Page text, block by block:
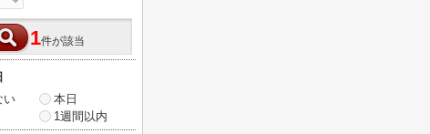
1件が該当
い
本日
1週間以内